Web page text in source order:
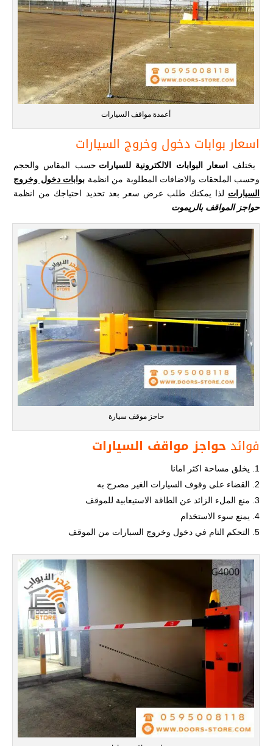
أعمدة مواقف السيارات
اسعار بوابات دخول وخروج السيارات
يختلف اسعار البوابات الالكترونية للسيارات حسب المقاس والحجم
وحسب الملحقات والاضافات المطلوبة من انظمة بوابات دخول وخروج
السيارات لذا يمكنك طلب عرض سعر بعد تحديد احتياجك من انظمة
حواجز المواقف بالريموت
حاجز موقف سيارة
فوائد حواجز مواقف السيارات
يخلق مساحة اكثر امانا
القضاء على وقوف السيارات الغير مصرح به
منع الملء الزائد عن الطاقة الاستيعابية للموقف
يمنع سوء الاستخدام
التحكم التام في دخول وخروج السيارات من الموقف